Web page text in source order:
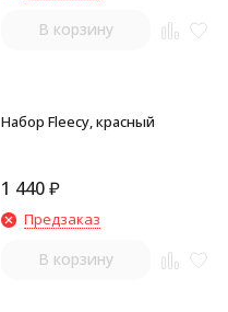
В корзину
Набор Fleecy, красный
1 440₽
Предзаказ
В корзину